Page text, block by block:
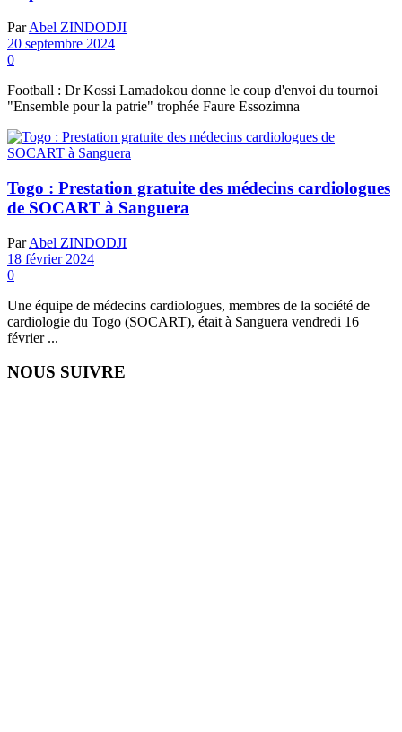
Par Abel ZINDODJI
20 septembre 2024
0
Football : Dr Kossi Lamadokou donne le coup d'envoi du tournoi
"Ensemble pour la patrie" trophée Faure Essozimna
Togo : Prestation gratuite des médecins cardiologues
de SOCART à Sanguera
Par Abel ZINDODJI
18 février 2024
0
Une équipe de médecins cardiologues, membres de la société de
cardiologie du Togo (SOCART), était à Sanguera vendredi 16
février ...
NOUS SUIVRE